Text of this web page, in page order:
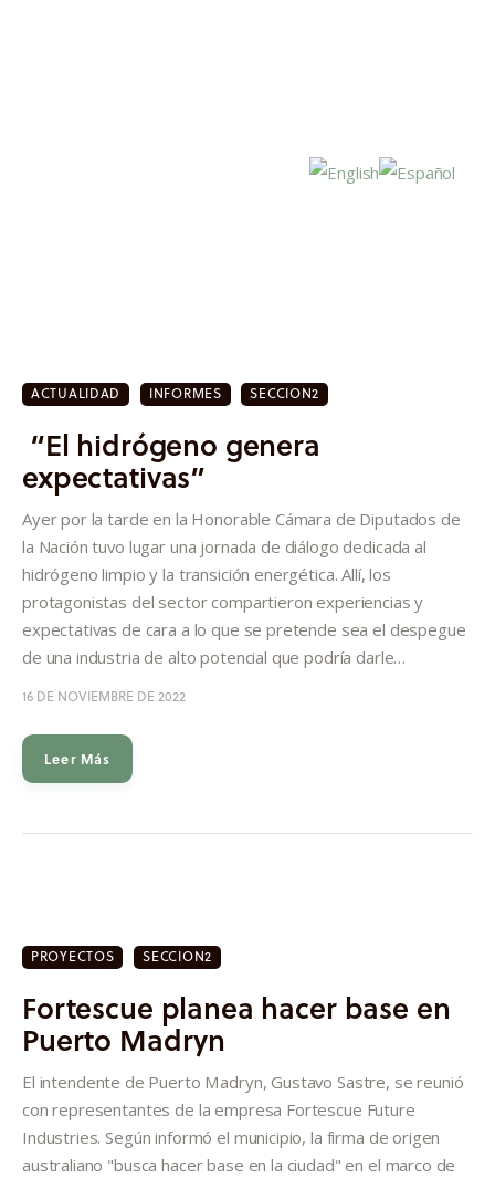
Investigación
Proyectos
Informes
Quiénes somos
ACTUALIDAD INFORMES SECCION2
“El hidrógeno genera
expectativas”
Ayer por la tarde en la Honorable Cámara de Diputados de
la Nación tuvo lugar una jornada de diálogo dedicada al
hidrógeno limpio y la transición energética. Allí, los
protagonistas del sector compartieron experiencias y
expectativas de cara a lo que se pretende sea el despegue
de una industria de alto potencial que podría darle…
16 DE NOVIEMBRE DE 2022
Leer Más
PROYECTOS SECCION2
Fortescue planea hacer base en
Puerto Madryn
El intendente de Puerto Madryn, Gustavo Sastre, se reunió
con representantes de la empresa Fortescue Future
Industries. Según informó el municipio, la firma de origen
australiano "busca hacer base en la ciudad" en el marco de